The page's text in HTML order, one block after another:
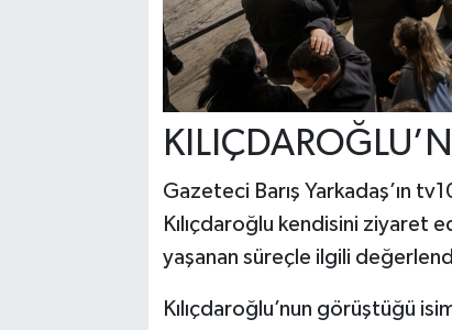
Gazeteci Barış Yarkadaş’ın
Kılıçdaroğlu kendisini ziyaret
yaşanan süreçle ilgili
Kılıçdaroğlu’nun görüştüğü